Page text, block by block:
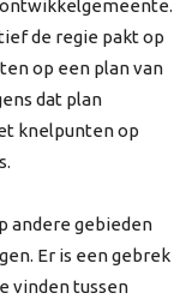
de regie pakt op
op een plan van
dat plan
knelpunten op
andere gebieden
Er is een gebrek
vinden tussen